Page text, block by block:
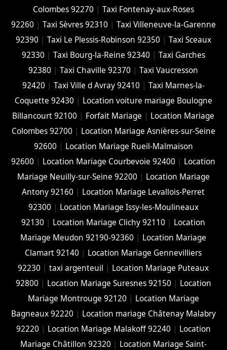
Colombes 92270 | Taxi Fontenay-aux-Roses
92260 | Taxi Sèvres 92310 | Taxi Villeneuve-la-Garenne
92390 | Taxi Le Plessis-Robinson 92350 | Taxi Sceaux
92330 | Taxi Bourg-la-Reine 92340 | Taxi Garches
92380 |Taxi Chaville 92370 |Taxi Vaucresson
92420 | Taxi Ville d Avray 92410 | Taxi Marnes-la-
Coquette 92430 | Location voiture mariage Boulogne
Billancourt 92100 | Forfait Mariage | Location Mariage
Colombes 92700 | Location Mariage Asnières-sur-Seine
92600 | Location Mariage Rueil-Malmaison
92600 | Location Mariage Courbevoie 92400 | Location
Mariage Neuilly-sur-Seine 92200 | Location Mariage
Antony 92160 | Location Mariage Levallois-Perret
92300 | Location Mariage Issy-les-Moulineaux
92130 | Location Mariage Clichy 92110 | Location
Mariage Meudon 92190-92360 | Location Mariage
Clamart 92140 | Location Mariage Gennevilliers
92230 |taxi argenteuil | Location Mariage Puteaux
92800 | Location Mariage Suresnes 92150 | Location
Mariage Montrouge 92120 | Location Mariage
Bagneaux 92220 | Location mariage Châtenay Malabry
92220 | Location Mariage Malakoff 92240 | Location
Mariage Châtillon 92320 | Location Mariage Saint-